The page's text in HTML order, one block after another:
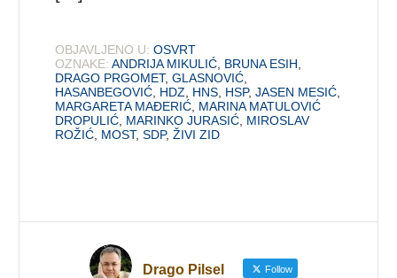
OBJAVLJENO U: OSVRT
OZNAKE: ANDRIJA MIKULIĆ BRUNA ESIH
DRAGO PRGOMET,GLASNOVIĆ
HASANBEGOVIĆ HDZ HNS HSP,JASEN MESIĆ
MARGARETA MAĐERIĆ MARINA MATULOVIĆ
DROPULIĆ MARINKO JURASIĆ MIROSLAV
ROŽIĆ MOST,SDP,ŽIVI ZID
Drago Pilsel Follow